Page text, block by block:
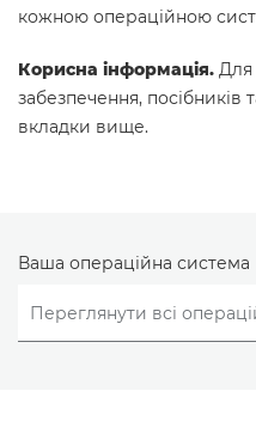
кожною операційною
Корисна інформація. Для
забезпечення, посібників
вкладки вище.
Ваша операційна система